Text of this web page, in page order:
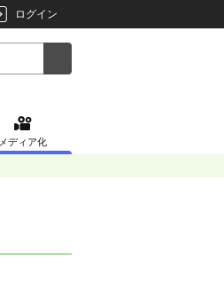
ログイン
メディア化